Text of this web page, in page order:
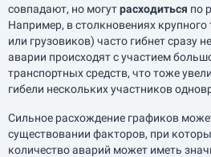
совпадают, но могутрасходиться по
Например, в столкновениях крупного
или грузовиков) часто гибнет сразу
аварии происходят с участием
транспортных средств, что тоже
гибели нескольких участников
Сильное расхождение графиков
существовании факторов, при
количество аварий может иметь